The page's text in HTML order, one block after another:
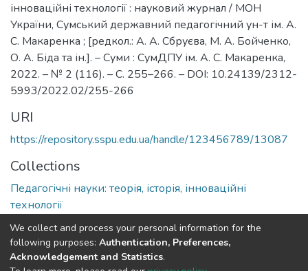
інноваційні технології : науковий журнал / МОН
України, Сумський державний педагогічний ун-т ім. А.
С. Макаренка ; [редкол.: А. А. Сбруєва, М. А. Бойченко,
О. А. Біда та ін.]. – Суми : СумДПУ ім. А. С. Макаренка,
2022. – № 2 (116). – С. 255–266. – DOI: 10.24139/2312-
5993/2022.02/255-266
URI
https://repository.sspu.edu.ua/handle/123456789/13087
Collections
Педагогічні науки: теорія, історія, інноваційні
технології
Full item page Google Scholar
We collect and process your personal information for the
following purposes: Authentication, Preferences,
Acknowledgement and Statistics.